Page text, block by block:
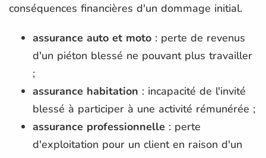
conséquences financières d'un dommage initial.
assurance auto et moto : perte de revenus
d'un piéton blessé ne pouvant plus travailler
;
assurance habitation : incapacité de l'invité
blessé à participer à une activité rémunérée ;
assurance professionnelle : perte
d'exploitation pour un client en raison d'un